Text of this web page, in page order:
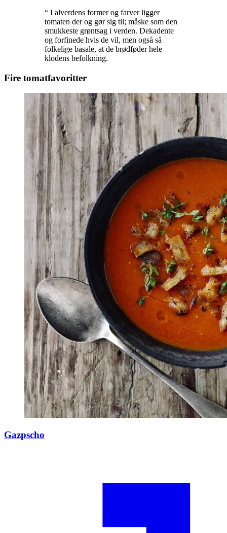
“ I alverdens former og farver ligger
tomaten der og gør sig til; måske som den
smukkeste grøntsag i verden. Dekadente
og forfinede hvis de vil, men også så
folkelige basale, at de brødføder hele
klodens befolkning.
Fire tomatfavoritter
Gazpscho